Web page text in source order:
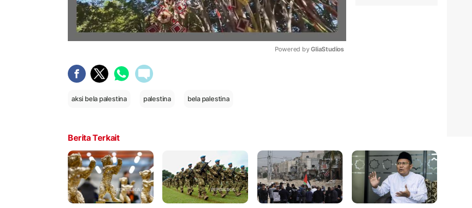
Powered by GliaStudios
aksi bela palestina palestina bela palestina
Berita Terkait